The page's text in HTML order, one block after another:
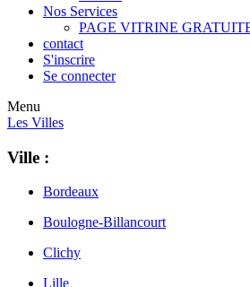
Nos Services
PAGE VITRINE
contact
S'inscrire
Se connecter
Menu
Les Villes
Ville :
Bordeaux
Boulogne-Billancourt
Clichy
Lille